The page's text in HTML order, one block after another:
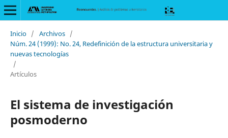
Inicio / Archivos /
Núm. 24 (1999): No. 24, Redefinición de la estructura universitaria y
nuevas tecnologías
/
Artículos
El sistema de investigación
posmoderno